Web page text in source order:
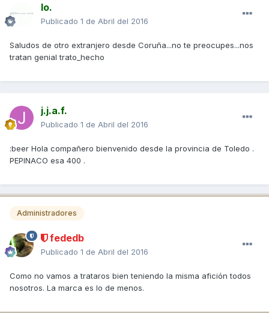
Io.
Publicado 1 de Abril del 2016
Saludos de otro extranjero desde Coruña...no te preocupes...nos
tratan genial trato_hecho
j.j.a.f.
Publicado 1 de Abril del 2016
:beer Hola compañero bienvenido desde la provincia de Toledo .
PEPINACO esa 400 .
Administradores
fededb
Publicado 1 de Abril del 2016
Como no vamos a trataros bien teniendo la misma afición todos
nosotros. La marca es lo de menos.